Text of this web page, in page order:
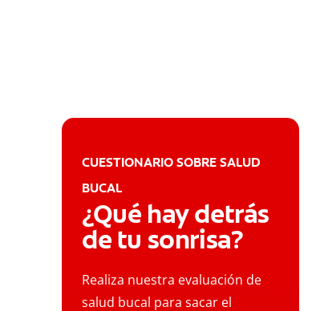
CUESTIONARIO SOBRE SALUD
BUCAL
¿Qué hay detrás
de tu sonrisa?
Realiza nuestra evaluación de
salud bucal para sacar el